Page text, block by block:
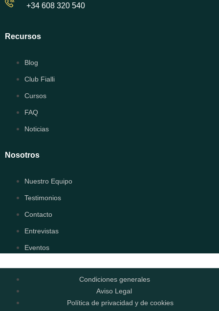
+34 608 320 540
Recursos
Blog
Club Fialli
Cursos
FAQ
Noticias
Nosotros
Nuestro Equipo
Testimonios
Contacto
Entrevistas
Eventos
Condiciones generales
Aviso Legal
Política de privacidad y de cookies